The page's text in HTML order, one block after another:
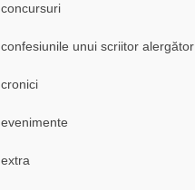
concursuri
confesiunile unui scriitor alergător
cronici
evenimente
extra